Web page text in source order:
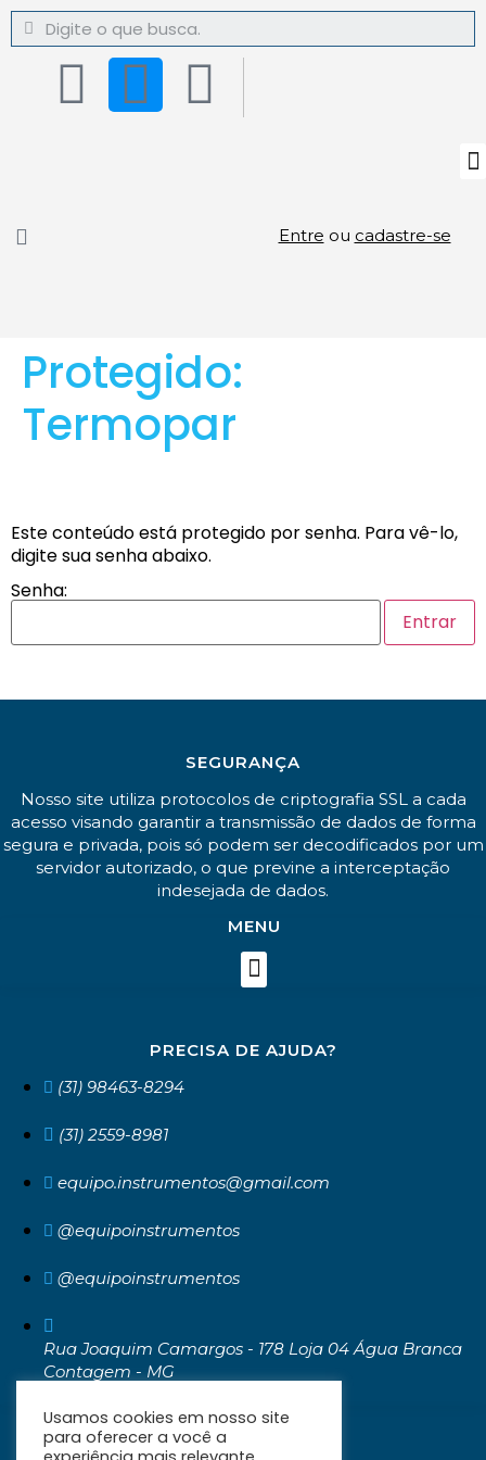
Entre ou cadastre-se
Protegido:
Termopar
Este conteúdo está protegido por senha. Para vê-lo,
digite sua senha abaixo.
Senha:
SEGURANÇA
Nosso site utiliza protocolos de criptografia SSL a cada
acesso visando garantir a transmissão de dados de forma
segura e privada, pois só podem ser decodificados por um
servidor autorizado, o que previne a interceptação
indesejada de dados.
MENU
PRECISA DE AJUDA?
(31) 98463-8294
(31) 2559-8981
equipo.instrumentos@gmail.com
@equipoinstrumentos
@equipoinstrumentos
Rua Joaquim Camargos - 178 Loja 04 Água Branca
Contagem - MG
Usamos cookies em nosso site
para oferecer a você a